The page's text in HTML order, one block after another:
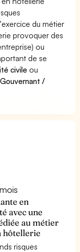
du métier
provoquer des
ou
de se
civile ou
/
en
avec une
au métier
hôtellerie
risques